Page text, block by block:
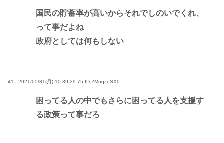
国民の貯蓄率が高いからそれでしのいでくれ、
って事だよね
政府としては何もしない
41 : 2021/05/31(月) 10:39:29.75 ID:ZMuqzoSX0
困ってる人の中でもさらに困ってる人を支援す
る政策って事だろ